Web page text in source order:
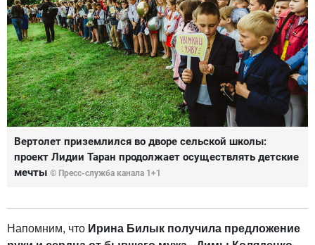
Вертолет приземлился во дворе сельской школы:
проект Лидии Таран продолжает осуществлять детские
мечты © Пресс-служба канала 1+1
Напомним, что Ирина Билык получила предложение